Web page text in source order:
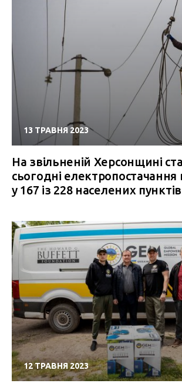
13 ТРАВНЯ 2023
На звільненій Херсонщині
сьогодні електропостачання
у 167 із 228 населених пунктів
12 ТРАВНЯ 2023